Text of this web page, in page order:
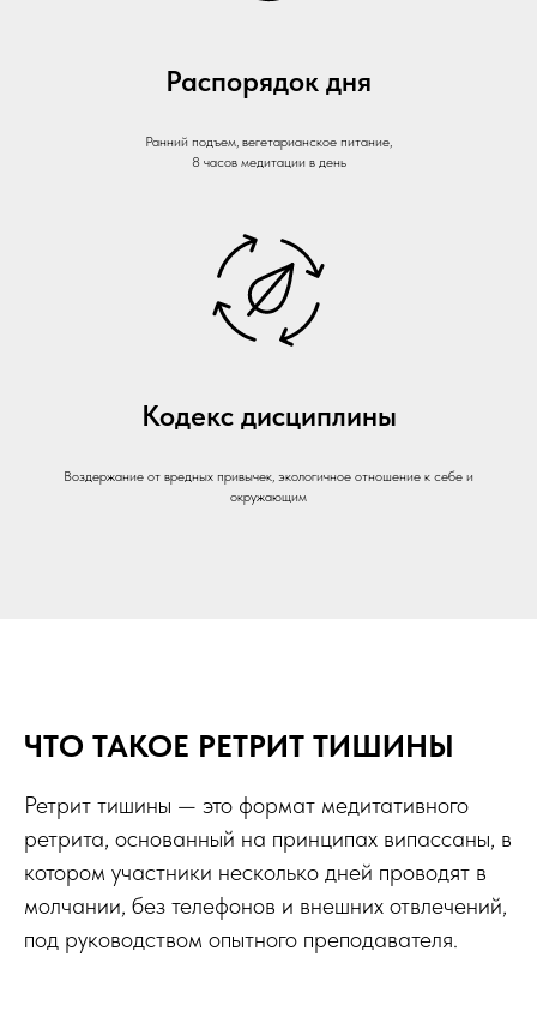
Распорядок дня
Ранний подъем, вегетарианское питание,
8 часов медитации в день
Кодекс дисциплины
Воздержание от вредных привычек, экологичное отношение к себе и
окружающим
ЧТО ТАКОЕ РЕТРИТ ТИШИНЫ
Ретрит тишины — это формат медитативного
ретрита, основанный на принципах випассаны, в
котором участники несколько дней проводят в
молчании, без телефонов и внешних отвлечений,
под руководством опытного преподавателя.